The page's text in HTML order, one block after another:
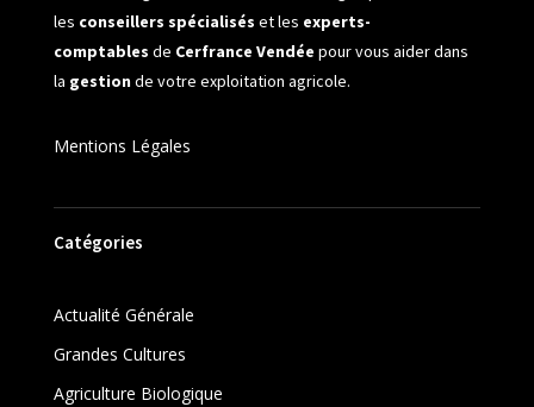
les conseillers spécialisés et les experts-
comptables de Cerfrance Vendée pour vous aider dans
la gestionde votre exploitation agricole.
Mentions Légales
Catégories
Actualité Générale
Grandes Cultures
Agriculture Biologique